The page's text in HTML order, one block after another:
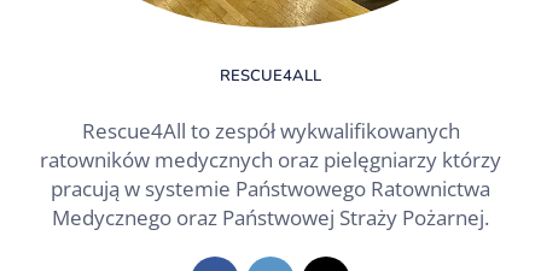
RESCUE4ALL
Rescue4All to zespół wykwalifikowanych
ratowników medycznych oraz pielęgniarzy którzy
pracują w systemie Państwowego Ratownictwa
Medycznego oraz Państwowej Straży Pożarnej.